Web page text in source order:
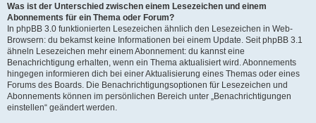
Was ist der Unterschied zwischen einem Lesezeichen und einem
Abonnements für ein Thema oder Forum?
In phpBB 3.0 funktionierten Lesezeichen ähnlich den Lesezeichen in Web-
Browsern: du bekamst keine Informationen bei einem Update. Seit phpBB 3.1
ähneln Lesezeichen mehr einem Abonnement: du kannst eine
Benachrichtigung erhalten, wenn ein Thema aktualisiert wird. Abonnements
hingegen informieren dich bei einer Aktualisierung eines Themas oder eines
Forums des Boards. Die Benachrichtigungsoptionen für Lesezeichen und
Abonnements können im persönlichen Bereich unter „Benachrichtigungen
einstellen“ geändert werden.